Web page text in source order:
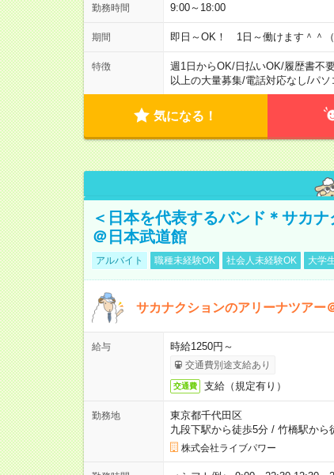
勤務時間 9:00～18:00
期間 即日～OK！ 1日～働けます＾＾（
特徴 週1日からOK/日払いOK/履歴書不
以上の大量募集/電話対応なし/パソ
気になる！
＜日本を代表するバンド＊サカ
＠日本武道館
アルバイト 職種未経験OK 社会人未経験OK 大学
サカナクションのアリーナツアー
給与 時給1250円～
交通費別途支給あり
交通費 支給（規定有り）
勤務地
東京都千代田区
九段下駅から徒歩5分/ 竹橋駅から
株式会社ライブパワー